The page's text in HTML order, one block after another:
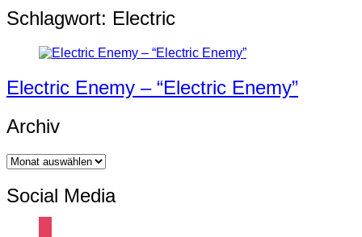
Schlagwort: Electric
Electric Enemy – “Electric Enemy”
Archiv
Archiv
Social Media